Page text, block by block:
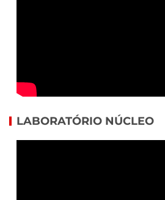
LABORATÓRIO NÚCLEO